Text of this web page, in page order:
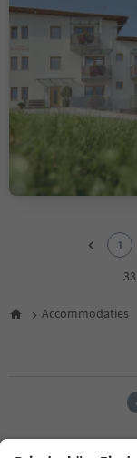
6
13
1
Accommodaties